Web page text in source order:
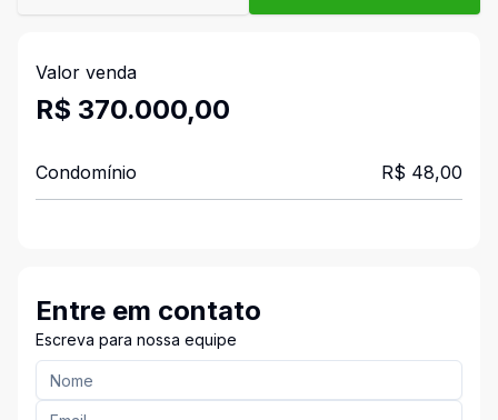
Valor venda
R$ 370.000,00
Condomínio R$ 48,00
Entre em contato
Escreva para nossa equipe